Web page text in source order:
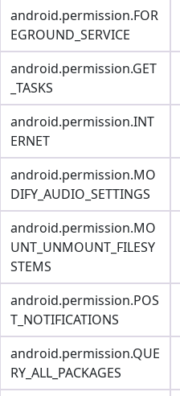
android.permission.FOR
EGROUND_SERVICE
android.permission.GET
_TASKS
android.permission.INT
ERNET
android.permission.MO
DIFY_AUDIO_SETTINGS
android.permission.MO
UNT_UNMOUNT_FILESY
STEMS
android.permission.POS
T_NOTIFICATIONS
android.permission.QUE
RY_ALL_PACKAGES